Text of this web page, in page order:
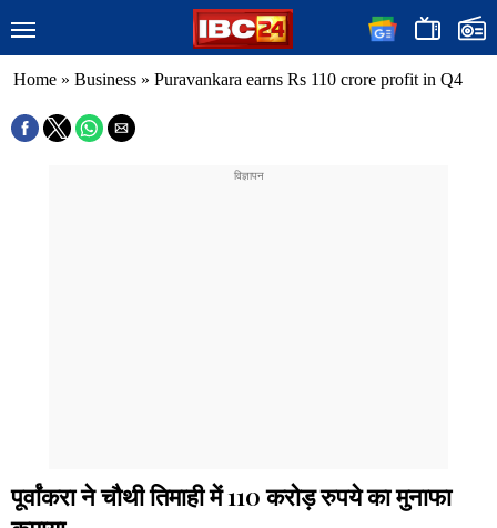
Home » Business » Puravankara earns Rs 110 crore profit in Q4
पूर्वांकरा ने चौथी तिमाही में 110 करोड़ रुपये का मुनाफा